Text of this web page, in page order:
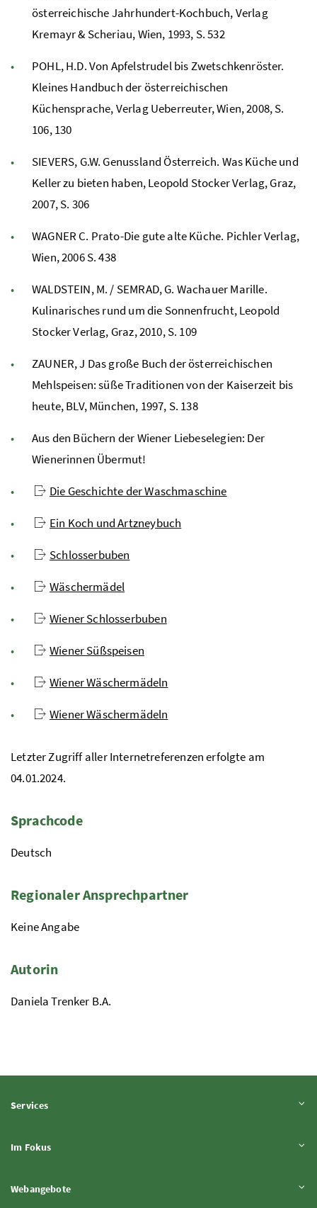
österreichische Jahrhundert-Kochbuch, Verlag
Kremayr & Scheriau, Wien, 1993, S. 532
POHL, H.D. Von Apfelstrudel bis Zwetschkenröster.
Kleines Handbuch der österreichischen
Küchensprache, Verlag Ueberreuter, Wien, 2008, S.
106, 130
SIEVERS, G.W. Genussland Österreich. Was Küche und
Keller zu bieten haben, Leopold Stocker Verlag, Graz,
2007, S. 306
WAGNER C. Prato-Die gute alte Küche. Pichler Verlag,
Wien, 2006 S. 438
WALDSTEIN, M. / SEMRAD, G. Wachauer Marille.
Kulinarisches rund um die Sonnenfrucht, Leopold
Stocker Verlag, Graz, 2010, S. 109
ZAUNER, J Das große Buch der österreichischen
Mehlspeisen: süße Traditionen von der Kaiserzeit bis
heute, BLV, München, 1997, S. 138
Aus den Büchern der Wiener Liebeselegien: Der
Wienerinnen Übermut!
Die Geschichte der Waschmaschine
Ein Koch und Artzneybuch
Schlosserbuben
Wäschermädel
Wiener Schlosserbuben
Wiener Süßspeisen
Wiener Wäschermädeln
Wiener Wäschermädeln
Letzter Zugriff aller Internetreferenzen erfolgte am
04.01.2024.
Sprachcode
Deutsch
Regionaler Ansprechpartner
Keine Angabe
Autorin
Daniela Trenker B.A.
ServicesInhalt aufklappen
Im FokusInhalt aufklappen
WebangeboteInhalt aufklappen